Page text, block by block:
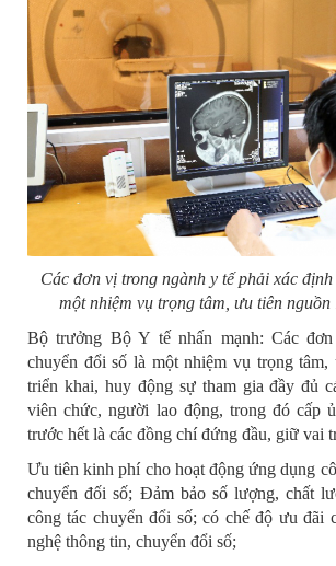
Các đơn vị trong ngành y tế phải xác
một nhiệm vụ trọng tâm, ưu tiên
Bộ trưởng Bộ Y tế nhấn mạnh: Các
chuyển đổi số là một nhiệm vụ trọng
triển khai, huy động sự tham gia đầy đủ
viên chức, người lao động, trong đó cấp
trước hết là các đồng chí đứng đầu, giữ vai
Ưu tiên kinh phí cho hoạt động ứng dụng
chuyển đối số; Đảm bảo số lượng, chất
công tác chuyển đổi số; có chế độ ưu đãi
nghệ thông tin, chuyển đổi số;